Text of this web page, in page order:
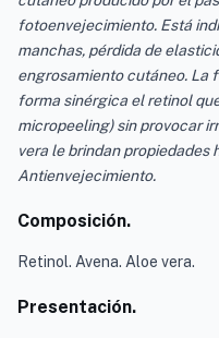
fotoenvejecimiento. Está
manchas, pérdida de
engrosamiento cutáneo. La
forma sinérgica el retinol
micropeeling) sin provocar
vera le brindan propiedades
Antienvejecimiento.
Composición.
Retinol. Avena. Aloe vera.
Presentación.